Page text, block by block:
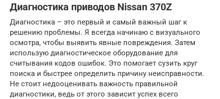
Диагностика приводов Nissan 370Z
Диагностика – это первый и самый важный шаг к
решению проблемы. Я всегда начинаю с визуального
осмотра, чтобы выявить явные повреждения. Затем
использую диагностическое оборудование для
считывания кодов ошибок. Это помогает сузить круг
поиска и быстрее определить причину неисправности.
Не стоит недооценивать важность правильной
диагностики, ведь от этого зависит успех всего